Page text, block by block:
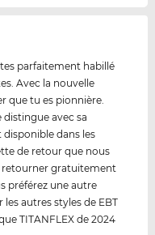
parfaitement habillé
Avec la nouvelle
que tu es pionnière.
avec sa
disponible dans les
de retour que nous
retourner gratuitement
préférez une autre
autres styles de EBT
TITANFLEX de 2024